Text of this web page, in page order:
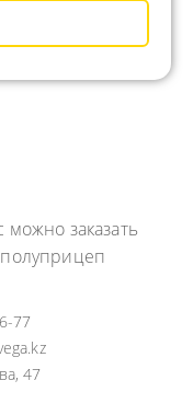
заказать
77
47